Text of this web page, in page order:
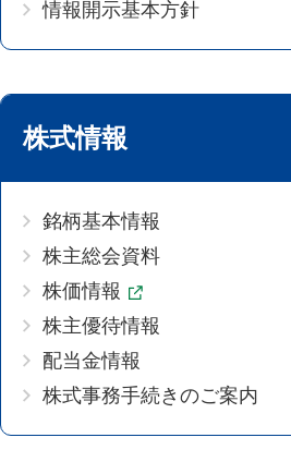
情報開示基本方針
株式情報
銘柄基本情報
株主総会資料
株価情報
株主優待情報
配当金情報
株式事務手続きのご案内